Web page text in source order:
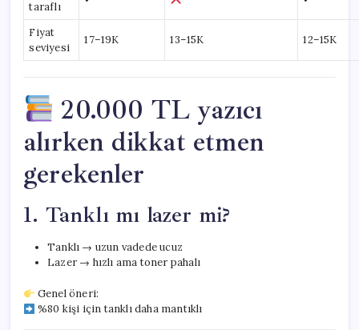
taraflı
Fiyat
seviyesi
17–19K 13–15K 12–15K
20.000 TL yazıcı
alırken dikkat etmen
gerekenler
1. Tanklı mı lazer mi?
Tanklı → uzun vadede ucuz
Lazer → hızlı ama toner pahalı
Genel öneri:
%80 kişi için tanklı daha mantıklı